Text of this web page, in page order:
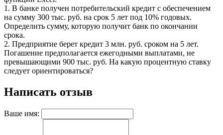
1. В банке получен потребительский кредит с обеспечением
на сумму 300 тыс. руб. на срок 5 лет под 10% годовых.
Определить сумму, которую получит банк по окончании
срока.
2. Предприятие берет кредит 3 млн. руб. сроком на 5 лет.
Погашение предполагается ежегодными выплатами, не
превышающими 900 тыс. руб. На какую процентную ставку
следует ориентироваться?
Написать отзыв
Ваше имя: